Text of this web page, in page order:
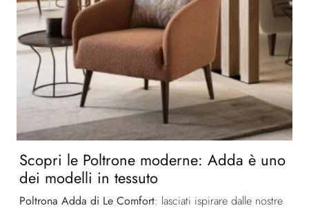
Scopri le Poltrone moderne: Adda è uno
dei modelli in tessuto
Poltrona Adda di Le Comfort: lasciati ispirare dalle nostre